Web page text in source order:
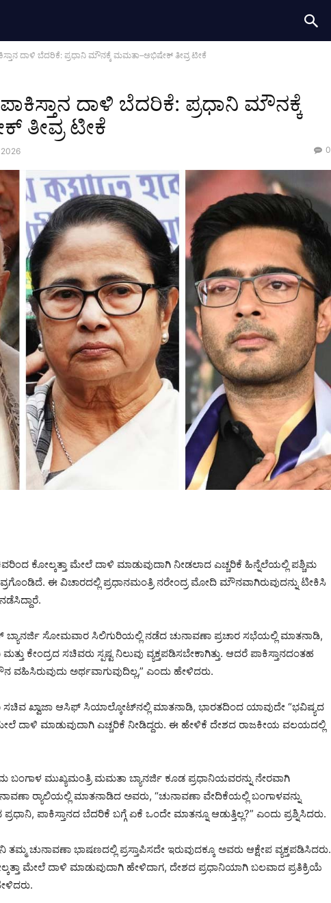
ದಾಳಿ ಬೆದರಿಕೆ: ಪ್ರಧಾನಿ ಮೌನಕ್ಕೆ ಮಮತಾ–ಅಭಿಷೇಕ್ ತೀವ್ರ ಟೀಕೆ
ದಾಳಿ ಬೆದರಿಕೆ: ಪ್ರಧಾನಿ ಮೌನಕ್ಕೆ
ತೀವ್ರ ಟೀಕೆ
0
ಕೋಲ್ಕತ್ತಾ ಮೇಲೆ ದಾಳಿ ಮಾಡುವುದಾಗಿ ನೀಡಲಾದ ಎಚ್ಚರಿಕೆ ಹಿನ್ನೆಲೆಯಲ್ಲಿ ಪಶ್ಚಿಮ
ಈ ವಿಚಾರದಲ್ಲಿ ಪ್ರಧಾನಮಂತ್ರಿ ನರೇಂದ್ರ ಮೋದಿ ಮೌನವಾಗಿರುವುದನ್ನು ಟೀಕಿಸಿ
ಸೋಮವಾರ ಸಿಲಿಗುರಿಯಲ್ಲಿ ನಡೆದ ಚುನಾವಣಾ ಪ್ರಚಾರ ಸಭೆಯಲ್ಲಿ ಮಾತನಾಡಿ,
ಕೇಂದ್ರದ ಸಚಿವರು ಸ್ಪಷ್ಟ ನಿಲುವು ವ್ಯಕ್ತಪಡಿಸಬೇಕಾಗಿತ್ತು. ಆದರೆ ಪಾಕಿಸ್ತಾನದಂತಹ
ಅರ್ಥವಾಗುವುದಿಲ್ಲ,” ಎಂದು ಹೇಳಿದರು.
ಸಚಿವ ಖ್ವಾಜಾ ಆಸಿಫ್ ಸಿಯಾಲ್ಕೋಟ್‌ನಲ್ಲಿ ಮಾತನಾಡಿ, ಭಾರತದಿಂದ ಯಾವುದೇ “ಭವಿಷ್ಯದ
ದಾಳಿ ಮಾಡುವುದಾಗಿ ಎಚ್ಚರಿಕೆ ನೀಡಿದ್ದರು. ಈ ಹೇಳಿಕೆ ದೇಶದ ರಾಜಕೀಯ ವಲಯದಲ್ಲಿ
ಬಂಗಾಳ ಮುಖ್ಯಮಂತ್ರಿ ಮಮತಾ ಬ್ಯಾನರ್ಜಿ ಕೂಡ ಪ್ರಧಾನಿಯವರನ್ನು ನೇರವಾಗಿ
ರ‍್ಯಾಲಿಯಲ್ಲಿ ಮಾತನಾಡಿದ ಅವರು, “ಚುನಾವಣಾ ವೇದಿಕೆಯಲ್ಲಿ ಬಂಗಾಳವನ್ನು
ಪಾಕಿಸ್ತಾನದ ಬೆದರಿಕೆ ಬಗ್ಗೆ ಏಕೆ ಒಂದೇ ಮಾತನ್ನೂ ಆಡುತ್ತಿಲ್ಲ?” ಎಂದು ಪ್ರಶ್ನಿಸಿದರು.
ಚುನಾವಣಾ ಭಾಷಣದಲ್ಲಿ ಪ್ರಸ್ತಾಪಿಸದೇ ಇರುವುದಕ್ಕೂ ಅವರು ಆಕ್ಷೇಪ ವ್ಯಕ್ತಪಡಿಸಿದರು.
ಮೇಲೆ ದಾಳಿ ಮಾಡುವುದಾಗಿ ಹೇಳಿದಾಗ, ದೇಶದ ಪ್ರಧಾನಿಯಾಗಿ ಬಲವಾದ ಪ್ರತಿಕ್ರಿಯೆ